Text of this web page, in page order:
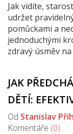
Jak vidíte,
udržet
pomůckami a
jednoduchými
zdravý úsměv
JAK
DĚTÍ:
Od Stanislav
Komentáře (0)